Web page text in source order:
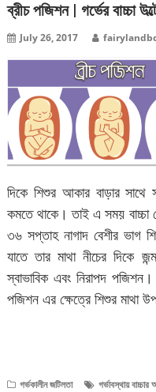
ব্রীচ পজিশন | গর্ভের বাচ্চা
July 26, 2017
দিকে শিশুর আকার বাড়ার সাথে
কমতে থাকে। তাই এ সময় বাচ্চা
৩৬ সপ্তাহ নাগাদ বেশীর ভাগ
যাতে তার মাথা নীচের দিকে
স্বাভাবিক এবং নিরাপদ
পজিশন এর ক্ষেত্রে শিশুর মাথা
গর্ভকালীন জটিলতা গর্ভাবস্থায়